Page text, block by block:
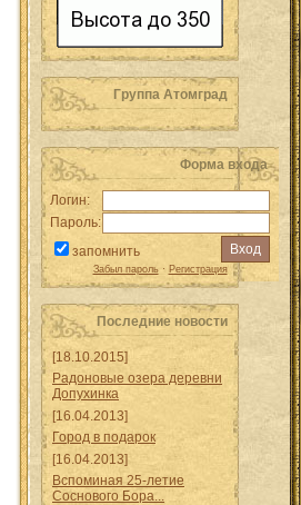
Группа Атомград
Форма входа
Логин:
Пароль:
запомнить
Забыл пароль· Регистрация
Последние новости
[18.10.2015]
Радоновые озера деревни
Допухинка
[16.04.2013]
Город в подарок
[16.04.2013]
Вспоминая 25-летие
Соснового Бора...